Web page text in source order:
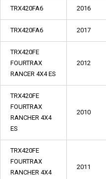
TRX420FA6 2016
TRX420FA6 2017
TRX420FE
FOURTRAX
RANCER 4X4 ES
2012
TRX420FE
FOURTRAX
RANCHER 4X4
ES
2010
TRX420FE
FOURTRAX
RANCHER 4X4
2011